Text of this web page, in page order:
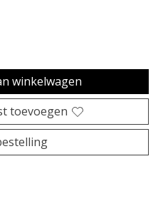
winkelwagen
toevoegen